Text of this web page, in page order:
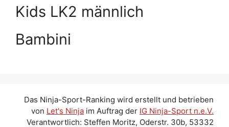
Kids LK2 männlich
Bambini
Das Ninja-Sport-Ranking wird erstellt und betrieben
von Let's Ninja im Auftrag der IG Ninja-Sport n.e.V.
Verantwortlich: Steffen Moritz, Oderstr. 30b, 53332